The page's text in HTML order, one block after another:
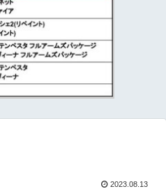
2023.08.13